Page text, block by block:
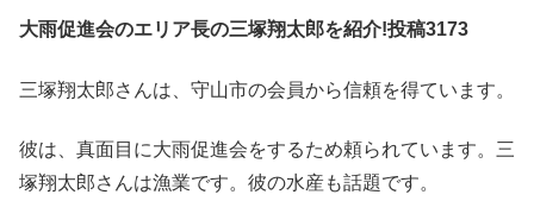
大雨促進会のエリア長の三塚翔太郎を紹介!投稿3173
三塚翔太郎さんは、守山市の会員から信頼を得ています。
彼は、真面目に大雨促進会をするため頼られています。三
塚翔太郎さんは漁業です。彼の水産も話題です。